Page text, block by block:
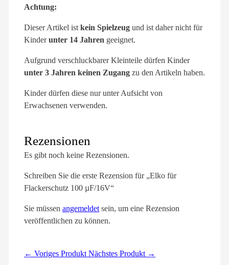
Achtung:
Dieser Artikel ist kein Spielzeug und ist daher nicht für
Kinderunter 14 Jahren geeignet.
Aufgrund verschluckbarer Kleinteile dürfen Kinder
unter 3 Jahren keinen Zugang zu den Artikeln haben.
Kinder dürfen diese nur unter Aufsicht von
Erwachsenen verwenden.
Rezensionen
Es gibt noch keine Rezensionen.
Schreiben Sie die erste Rezension für „Elko für
Flackerschutz 100 µF/16V“
Sie müssen angemeldet sein, um eine Rezension
veröffentlichen zu können.
← Voriges Produkt Nächstes Produkt →